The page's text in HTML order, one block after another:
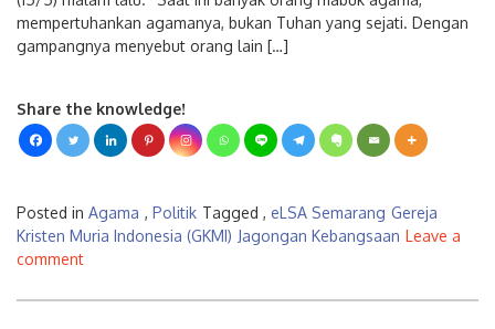
(15/5) malam lalu. “Saat ini banyak orang mabuk agama,
mempertuhankan agamanya, bukan Tuhan yang sejati. Dengan
gampangnya menyebut orang lain […]
Share the knowledge!
Posted in Agama , Politik Tagged , eLSA Semarang Gereja
Kristen Muria Indonesia (GKMI) Jagongan Kebangsaan Leave a
comment